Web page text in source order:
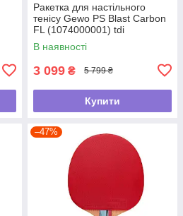
Ракетка для настільного
тенісу Gewo PS Blast Carbon
FL (1074000001) tdi
В наявності
3 099 ₴ 5 799 ₴
Купити
–47%